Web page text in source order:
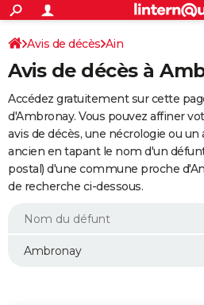
ACTUALITÉS
Politique
Société
Faits Divers
Education
Monde
Villes
+
SPORT
Coupe du monde 2026
Football
Tennis
Cyclisme
Rugby
Forum
Programme TV
TNT
Streaming
Cinéma
Sorties cinéma
Musique
+
FINANCE
Retraite
Impôts
Epargne
Immobilier
Risques naturels par ville
Banque
Assurance
Crédit
AUTO
Essais
Réserver un essai
Citadines
Berlines
SUV
Forum auto
+
HIGH-TECH
BRICOLAGE
WEEK-END
Avis de décès Ain
Avis de décès à
Accédez gratuitement sur cette
d'Ambronay. Vous pouvez affiner
avis de décès, une nécrologie ou un
ancien en tapant le nom d'un
postal) d'une commune proche
de recherche ci-dessous.